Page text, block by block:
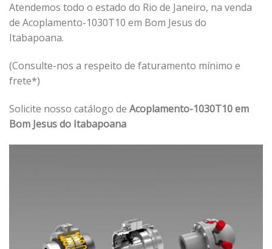
Atendemos todo o estado do Rio de Janeiro, na venda
de Acoplamento-1030T10 em Bom Jesus do
Itabapoana.
(Consulte-nos a respeito de faturamento mínimo e
frete*)
Solicite nosso catálogo de Acoplamento-1030T10 em
Bom Jesus do Itabapoana